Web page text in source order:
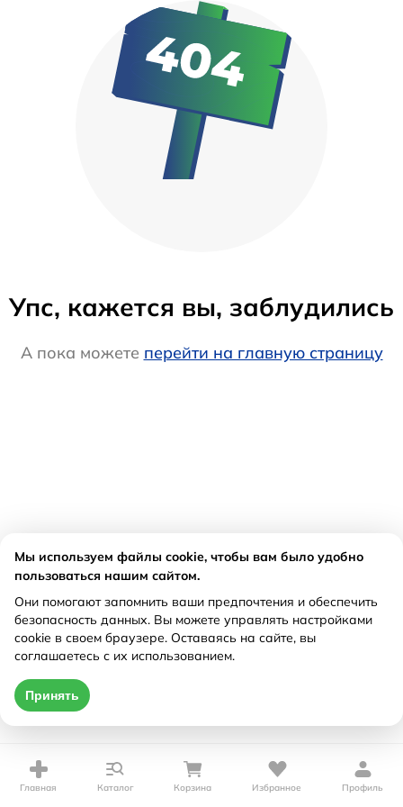
Упс, кажется вы, заблудились
А пока можете перейти на главную страницу
Главная Каталог Корзина Избранное Профиль
Мы используем файлы cookie, чтобы вам было удобно
пользоваться нашим сайтом.
Они помогают запомнить ваши предпочтения и обеспечить
безопасность данных. Вы можете управлять настройками
cookie в своем браузере. Оставаясь на сайте, вы
соглашаетесь с их использованием.
Принять